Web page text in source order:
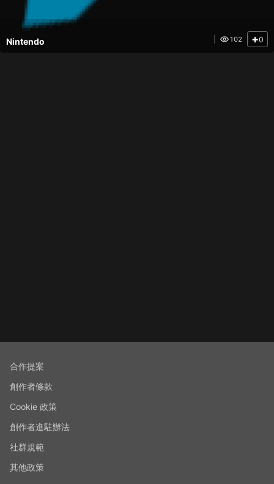
Nintendo 102 +0
合作提案
創作者條款
Cookie 政策
創作者進駐辦法
社群規範
其他政策